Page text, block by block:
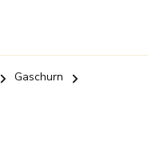
Gaschurn